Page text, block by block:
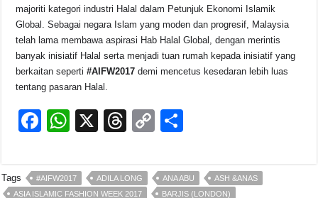
majoriti kategori industri Halal dalam Petunjuk Ekonomi Islamik
Global. Sebagai negara Islam yang moden dan progresif, Malaysia
telah lama membawa aspirasi Hab Halal Global, dengan merintis
banyak inisiatif Halal serta menjadi tuan rumah kepada inisiatif yang
berkaitan seperti#AIFW2017demi mencetus kesedaran lebih luas
tentang pasaran Halal.
F
c
e
W
at
s
X
T
e
a
C
p
y
ar
e
Tags #AIFW2017 ADILA LONG ANA ABU
ASH &ANAS
ASIA ISLAMIC FASHION WEEK 2017
BARJIS (LONDON)